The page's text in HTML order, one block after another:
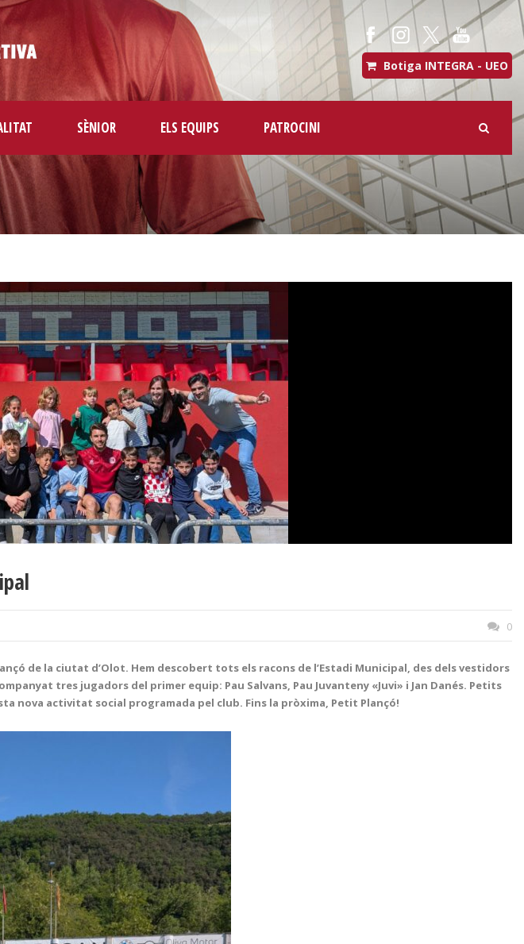
Botiga INTEGRA - UEO
SÈNIOR ELS EQUIPS PATROCINI
0
de la ciutat d’Olot. Hem descobert tots els racons de l’Estadi Municipal, des dels vestidors
tres jugadors del primer equip: Pau Salvans, Pau Juvanteny «Juvi» i Jan Danés. Petits
nova activitat social programada pel club. Fins la pròxima, Petit Plançó!